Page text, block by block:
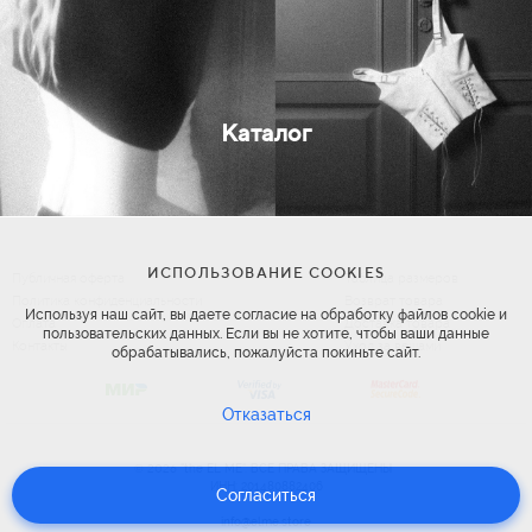
Каталог
Оплата
Таблица размеров
Доставка товара
Уход за вещами
©2026"the EL ME". ВСЕ ПРАВА ЗАЩИЩЕНЫ
ИНН: 201480882406
info@elme.store
ИСПОЛЬЗОВАНИЕ COOKIES
Используя наш сайт, вы даете согласие на обработку файлов cookie и
пользовательских данных. Если вы не хотите, чтобы ваши данные
обрабатывались, пожалуйста покиньте сайт.
Отказаться
Согласиться